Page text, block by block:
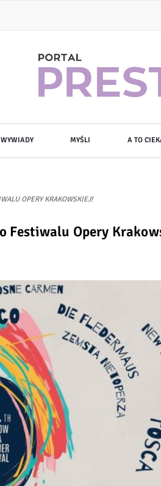
WYWIADY MYŚLI A TO
OPERY KRAKOWSKIEJ!
Festiwalu Opery